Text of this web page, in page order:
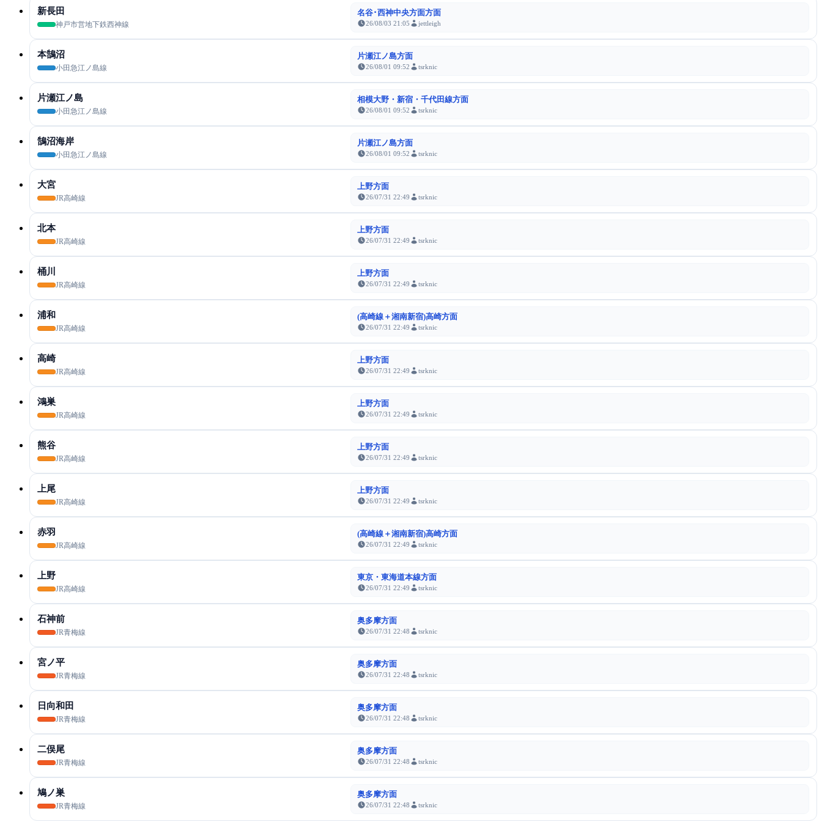
新長田
神戸市営地下鉄西神線
名谷･西神中央方面方面
26/08/03 21:05 jettleigh
本鵠沼
小田急江ノ島線
片瀬江ノ島方面
26/08/01 09:52 tsrknic
片瀬江ノ島
小田急江ノ島線
相模大野・新宿・千代田線方面
26/08/01 09:52 tsrknic
鵠沼海岸
小田急江ノ島線
片瀬江ノ島方面
26/08/01 09:52 tsrknic
大宮
JR高崎線
上野方面
26/07/31 22:49 tsrknic
北本
JR高崎線
上野方面
26/07/31 22:49 tsrknic
桶川
JR高崎線
上野方面
26/07/31 22:49 tsrknic
浦和
JR高崎線
(高崎線＋湘南新宿)高崎方面
26/07/31 22:49 tsrknic
高崎
JR高崎線
上野方面
26/07/31 22:49 tsrknic
鴻巣
JR高崎線
上野方面
26/07/31 22:49 tsrknic
熊谷
JR高崎線
上野方面
26/07/31 22:49 tsrknic
上尾
JR高崎線
上野方面
26/07/31 22:49 tsrknic
赤羽
JR高崎線
(高崎線＋湘南新宿)高崎方面
26/07/31 22:49 tsrknic
上野
JR高崎線
東京・東海道本線方面
26/07/31 22:49 tsrknic
石神前
JR青梅線
奥多摩方面
26/07/31 22:48 tsrknic
宮ノ平
JR青梅線
奥多摩方面
26/07/31 22:48 tsrknic
日向和田
JR青梅線
奥多摩方面
26/07/31 22:48 tsrknic
二俣尾
JR青梅線
奥多摩方面
26/07/31 22:48 tsrknic
鳩ノ巣
JR青梅線
奥多摩方面
26/07/31 22:48 tsrknic